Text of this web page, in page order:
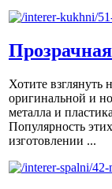
Хотите взглянуть
оригинальной и
металла и
Популярность
изготовлении ...